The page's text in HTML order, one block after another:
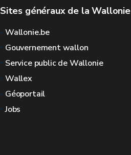
Sites généraux de la Wallonie
Wallonie.be
Gouvernement wallon
Service public de Wallonie
Wallex
Géoportail
Jobs